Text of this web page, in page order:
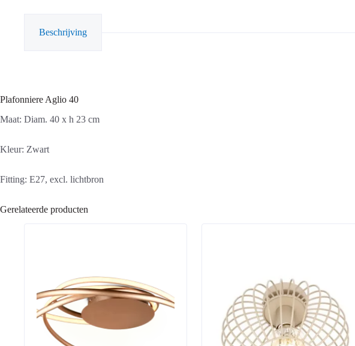
Beschrijving
Plafonniere Aglio 40
Maat: Diam. 40 x h 23 cm
Kleur: Zwart
Fitting: E27, excl. lichtbron
Gerelateerde producten